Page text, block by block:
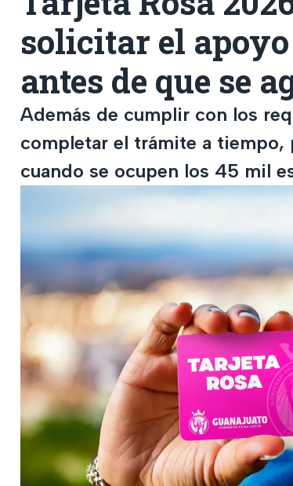
solicitar el apoyo
antes de que se
Además de cumplir con los
completar el trámite a tiempo,
cuando se ocupen los 45 mil